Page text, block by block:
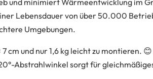
Lebensdauer von über 50.000
Umgebungen.
cm und nur 1,6 kg leicht zu montieren.
Abstrahlwinkel sorgt für